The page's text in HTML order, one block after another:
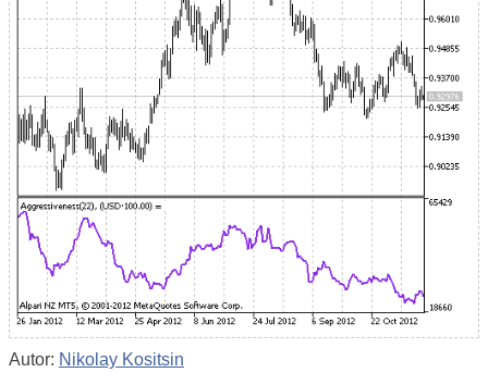
Autor: Nikolay Kositsin